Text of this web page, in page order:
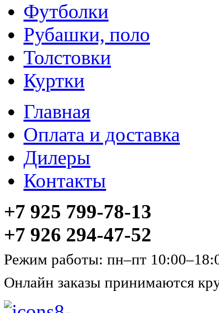
Футболки
Рубашки, поло
Толстовки
Куртки
Главная
Оплата и доставка
Дилеры
Контакты
+7 925 799-78-13
+7 926 294-47-52
Режим работы: пн–пт
Онлайн заказы принимаются